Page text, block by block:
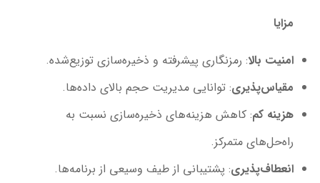
مزایا
امنیت بالا: رمزنگاری پیشرفته و ذخیره‌سازی توزیع‌شده.
مقیاس‌پذیری: توانایی مدیریت حجم بالای داده‌ها.
هزینه کم: کاهش هزینه‌های ذخیره‌سازی نسبت به
راه‌حل‌های متمرکز.
انعطاف‌پذیری: پشتیبانی از طیف وسیعی از برنامه‌ها.